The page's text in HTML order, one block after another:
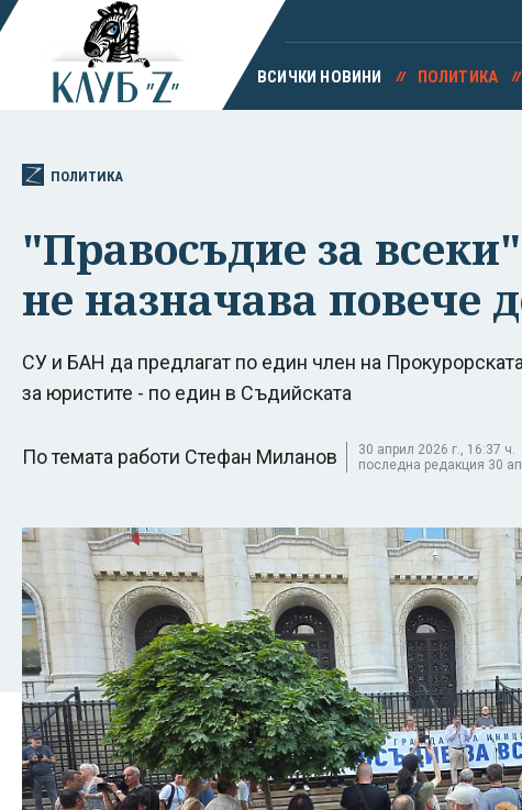
ВСИЧКИ НОВИНИ ПОЛИТИКА
ПОЛИТИКА
"Правосъдие за
не назначава повече
СУ и БАН да предлагат по един член на
за юристите - по един в Съдийската
По темата работи Стефан Миланов
30 април 2026 г., 16:37 ч.
последна редакция 30